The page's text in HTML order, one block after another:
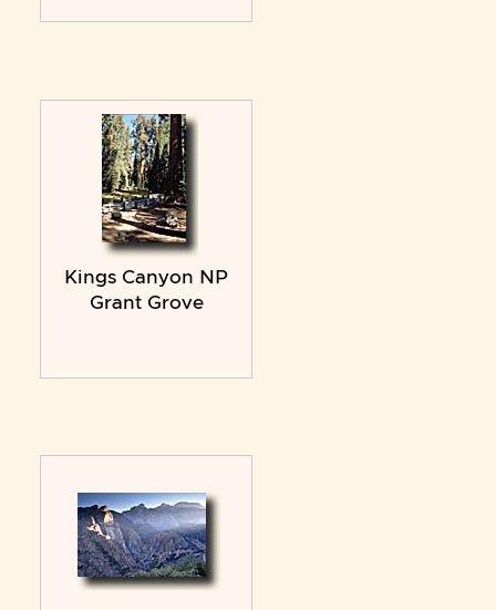
Kings Canyon NP
Grant Grove